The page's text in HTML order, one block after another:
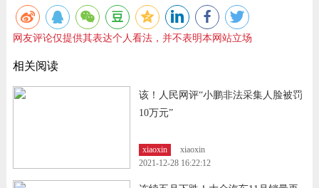
网友评论仅提供其表达个人看法，并不表明本网站立场
相关阅读
该！人民网评“小鹏非法采集人脸被罚
10万元”
xiaoxin
xiaoxin
2021-12-28 16:22:12